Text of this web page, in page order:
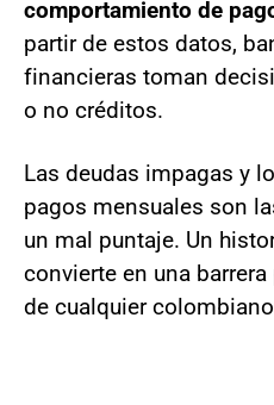
comportamiento de
partir de estos datos,
financieras toman
o no créditos.
Las deudas impagas y
pagos mensuales son
un mal puntaje. Un
convierte en una
de cualquier